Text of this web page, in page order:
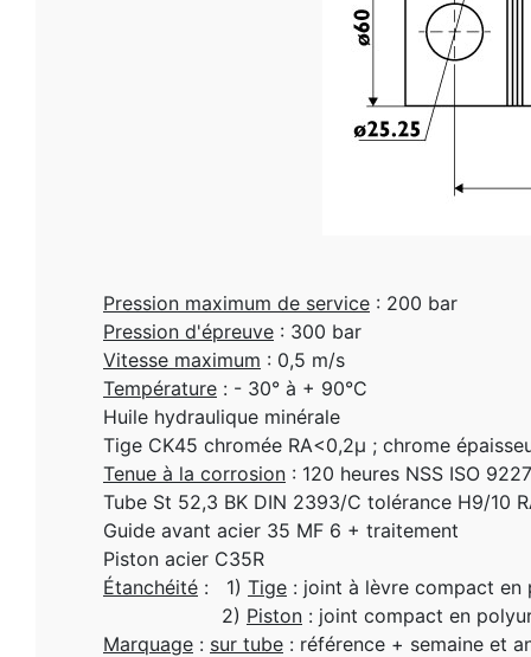
Pression maximum de service : 200 bar
Pression d'épreuve : 300 bar
Vitesse maximum : 0,5 m/s
Température : - 30° à + 90°C
Huile hydraulique minérale
Tige CK45 chromée RA<0,2µ ; chrome
Tenue à la corrosion : 120 heures NSS ISO
Tube St 52,3 BK DIN 2393/C tolérance H9/10
Guide avant acier 35 MF 6 + traitement
Piston acier C35R
Étanchéité : 1) Tige : joint à lèvre compact en
2) Piston : joint compact en
Marquage : sur tube : référence + semaine et